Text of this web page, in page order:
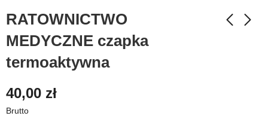
RATOWNICTWO
MEDYCZNE czapka
termoaktywna
40,00 zł
Brutto